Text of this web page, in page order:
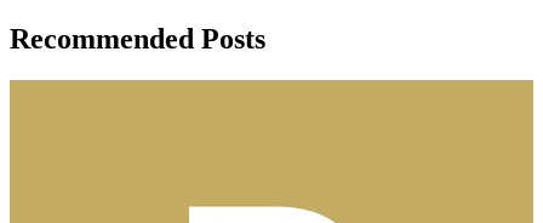
Recommended Posts